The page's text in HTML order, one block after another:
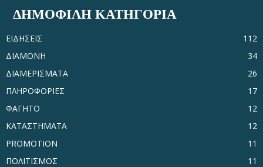
ΔΗΜΟΦΙΛΗ ΚΑΤΗΓΟΡΙΑ
ΕΙΔΗΣΕΙΣ
112
ΔΙΑΜΟΝΗ
34
ΔΙΑΜΕΡΙΣΜΑΤΑ
26
ΠΛΗΡΟΦΟΡΙΕΣ
17
ΦΑΓΗΤΟ
12
ΚΑΤΑΣΤΗΜΑΤΑ
12
PROMOTION
11
ΠΟΛΙΤΙΣΜΟΣ
11